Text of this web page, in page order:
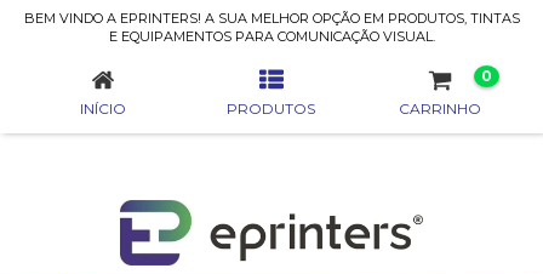
BEM VINDO A EPRINTERS! A SUA MELHOR OPÇÃO EM PRODUTOS, TINTAS
E EQUIPAMENTOS PARA COMUNICAÇÃO VISUAL.
TINTAS DTF UV
INÍCIO PRODUTOS CARRINHO
0